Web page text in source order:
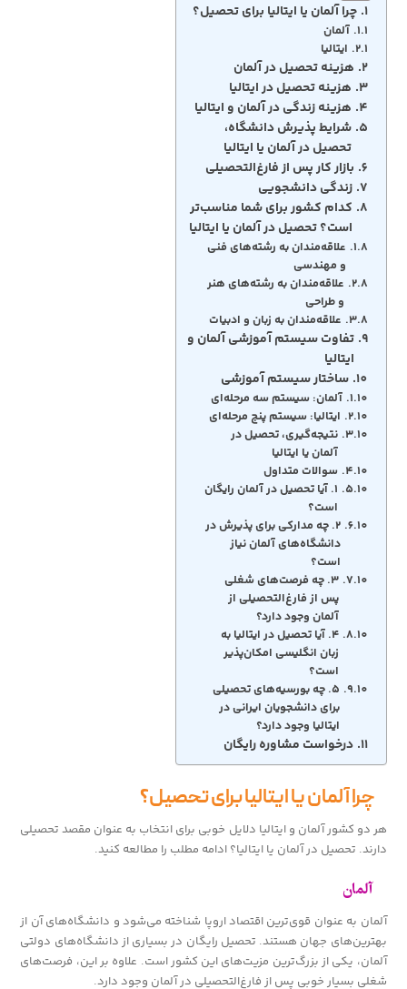
چرا آلمان یا ایتالیا برای تحصیل؟
آلمان
ایتالیا
هزینه تحصیل در آلمان
هزینه تحصیل در ایتالیا
هزینه زندگی در آلمان و ایتالیا
شرایط پذیرش دانشگاه،
تحصیل در آلمان یا ایتالیا
بازار کار پس از فارغ‌التحصیلی
زندگی دانشجویی
کدام کشور برای شما مناسب‌تر
است؟ تحصیل در آلمان یا ایتالیا
علاقه‌مندان به رشته‌های فنی
و مهندسی
علاقه‌مندان به رشته‌های هنر
و طراحی
علاقه‌مندان به زبان و ادبیات
تفاوت سیستم آموزشی آلمان و
ایتالیا
ساختار سیستم آموزشی
آلمان: سیستم سه مرحله‌ای
ایتالیا: سیستم پنج مرحله‌ای
نتیجه‌گیری، تحصیل در
آلمان یا ایتالیا
سوالات متداول
۱. آیا تحصیل در آلمان رایگان
است؟
۲. چه مدارکی برای پذیرش در
دانشگاه‌های آلمان نیاز
است؟
۳. چه فرصت‌های شغلی
پس از فارغ‌التحصیلی از
آلمان وجود دارد؟
۴. آیا تحصیل در ایتالیا به
زبان انگلیسی امکان‌پذیر
است؟
۵. چه بورسیه‌های تحصیلی
برای دانشجویان ایرانی در
ایتالیا وجود دارد؟
درخواست مشاوره رایگان
چرا آلمان یا ایتالیا برای تحصیل؟
هر دو کشور آلمان و ایتالیا دلایل خوبی برای انتخاب به عنوان مقصد تحصیلی
دارند. تحصیل در آلمان یا ایتالیا؟ ادامه مطلب را مطالعه کنید.
آلمان
آلمان به عنوان قوی‌ترین اقتصاد اروپا شناخته می‌شود و دانشگاه‌های آن از
بهترین‌های جهان هستند. تحصیل رایگان در بسیاری از دانشگاه‌های دولتی
آلمان، یکی از بزرگ‌ترین مزیت‌های این کشور است. علاوه بر این، فرصت‌های
شغلی بسیار خوبی پس از فارغ‌التحصیلی در آلمان وجود دارد.